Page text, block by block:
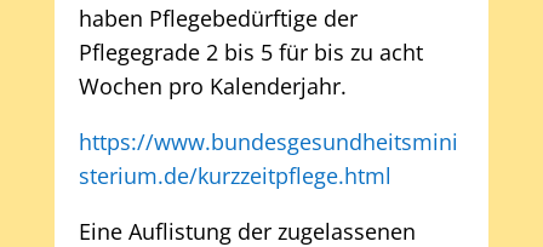
haben Pflegebedürftige der
Pflegegrade 2 bis 5 für bis zu acht
Wochen pro Kalenderjahr.
https://www.bundesgesundheitsmini
sterium.de/kurzzeitpflege.html
Eine Auflistung der zugelassenen